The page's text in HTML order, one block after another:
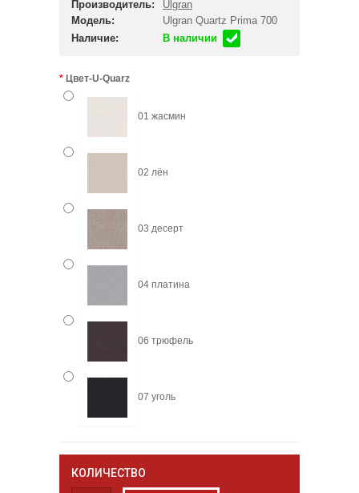
Производитель:
Ulgran
Модель:
Ulgran Quartz Prima 700
Наличие:
В наличии
Цвет-U-Quarz
01 жасмин
02 лён
03 десерт
04 платина
06 трюфель
07 уголь
КОЛИЧЕСТВО